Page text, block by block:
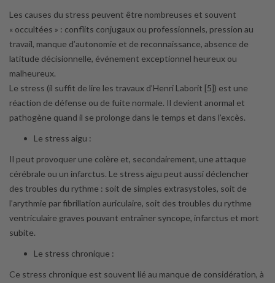
Les causes du stress peuvent être nombreuses et souvent
« occultées » : conflits conjugaux ou professionnels, pression au
travail, manque d’autonomie et de reconnaissance, absence de
latitude décisionnelle, événement exceptionnel heureux ou
malheureux.
Le stress (il suffit de lire les travaux d’Henri Laborit [5]) est une
réaction de défense ou de fuite normale. Il devient anormal et
pathogène quand il se prolonge dans le temps et dans l’excès.
Le stress aigu :
Il peut provoquer une colère et, secondairement, une attaque
cérébrale ou un infarctus. Le stress aigu peut aussi déclencher
des troubles du rythme : soit de simples extrasystoles, soit de
l’arythmie par fibrillation auriculaire, soit des troubles du rythme
ventriculaire graves pouvant entraîner syncope, infarctus et mort
subite.
Le stress chronique :
Ce stress chronique est souvent lié au manque de considération, à